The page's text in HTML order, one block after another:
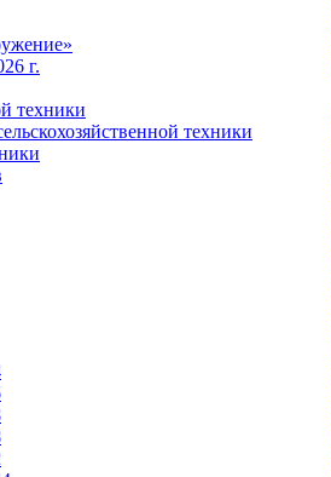
г.
техники
техники